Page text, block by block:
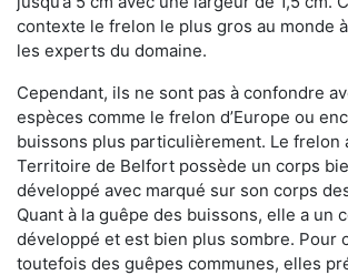
contexte le frelon le plus gros au monde
les experts du domaine.
Cependant, ils ne sont pas à confondre
espèces comme le frelon d’Europe ou
buissons plus particulièrement. Le frelon
Territoire de Belfort possède un corps
développé avec marqué sur son corps
Quant à la guêpe des buissons, elle a un
développé et est bien plus sombre. Pour
toutefois des guêpes communes, elles